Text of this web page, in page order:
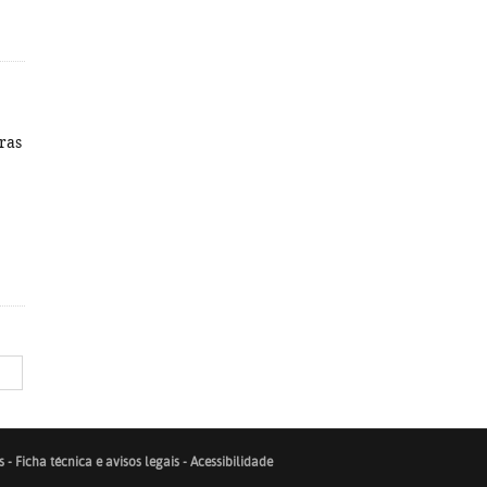
- Ficha técnica e avisos legais - Acessibilidade